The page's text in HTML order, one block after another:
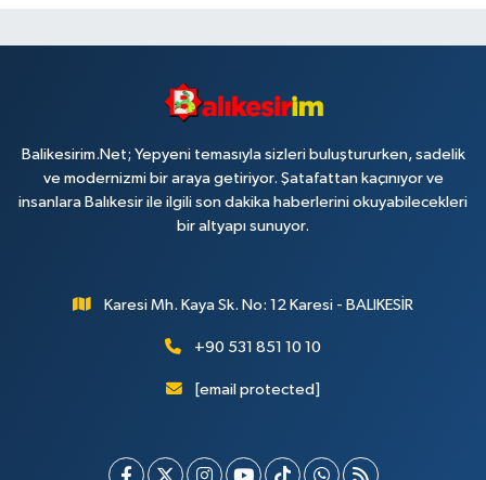
Balikesirim.Net; Yepyeni temasıyla sizleri buluştururken, sadelik
ve modernizmi bir araya getiriyor. Şatafattan kaçınıyor ve
insanlara Balıkesir ile ilgili son dakika haberlerini okuyabilecekleri
bir altyapı sunuyor.
Karesi Mh. Kaya Sk. No: 12 Karesi - BALIKESİR
+90 531 851 10 10
[email protected]